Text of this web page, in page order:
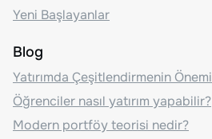
Yeni Başlayanlar
Blog
Yatırımda Çeşitlendirmenin Önemi
Öğrenciler nasıl yatırım yapabilir?
Modern portföy teorisi nedir?